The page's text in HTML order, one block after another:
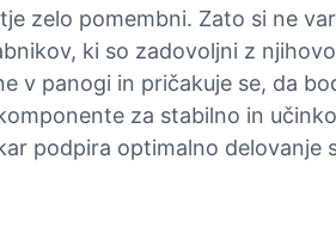
zelo pomembni. Zato si ne
ki so zadovoljni z
v panogi in pričakuje se, da
za stabilno in
podpira optimalno